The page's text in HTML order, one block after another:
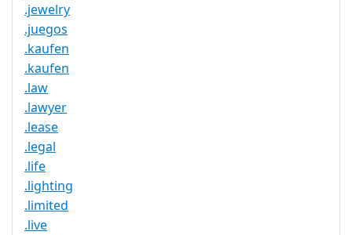
.jewelry
.juegos
.kaufen
.kaufen
.law
.lawyer
.lease
.legal
.life
.lighting
.limited
.live